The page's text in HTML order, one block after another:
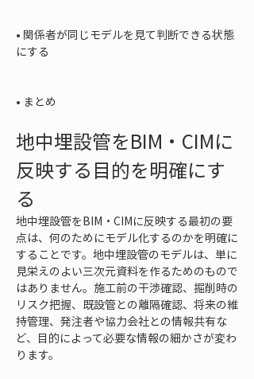
• 関係者が同じモデルを見て判断できる状態
にする
• まとめ
地中埋設管をBIM・CIMに
反映する目的を明確にす
る
地中埋設管をBIM・CIMに反映する最初の要
点は、何のためにモデル化するのかを明確に
することです。地中埋設管のモデルは、単に
見栄えのよい三次元資料を作るためのもので
はありません。施工前の干渉確認、掘削時の
リスク把握、既設管との離隔確認、将来の維
持管理、発注者や協力会社との情報共有な
ど、目的によって必要な情報の細かさが変わ
ります。